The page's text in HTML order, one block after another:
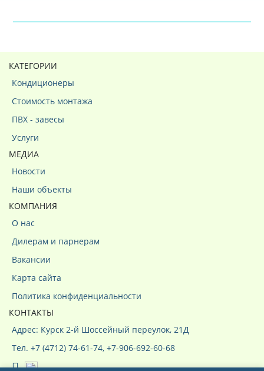
КАТЕГОРИИ
Кондиционеры
Стоимость монтажа
ПВХ - завесы
Услуги
МЕДИА
Новости
Наши объекты
КОМПАНИЯ
О нас
Дилерам и парнерам
Вакансии
Карта сайта
Политика конфиденциальности
КОНТАКТЫ
Адрес: Курск 2-й Шоссейный переулок, 21Д
Тел. +7 (4712) 74-61-74, +7-906-692-60-68